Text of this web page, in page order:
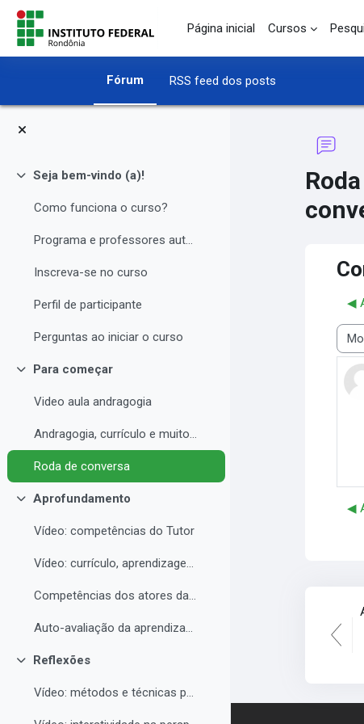
Ir para o conteúdo principal
Página inicial
Cursos
Fórum RSS feed dos posts
Contrair
Seja bem-vindo (a)!
Como funciona o curso?
Programa e professores autores
Inscreva-se no curso
Perfil de participante
Perguntas ao iniciar o curso
Contrair
Para começar
Video aula andragogia
Andragogia, currículo e muito mais
Roda de conversa
Contrair
Aprofundamento
Vídeo: competências do Tutor
Vídeo: currículo, aprendizagem e docência para EAD
Competências dos atores da educação a distância professor, tutor e aluno
Auto-avaliação da aprendizagem
Contrair
Reflexões
Vídeo: métodos e técnicas para EAD
◀︎
◀︎